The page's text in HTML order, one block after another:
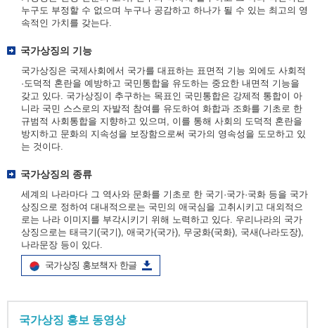
누구도 부정할 수 없으며 누구나 공감하고 하나가 될 수 있는 최고의 영
속적인 가치를 갖는다.
국가상징의 기능
국가상징은 국제사회에서 국가를 대표하는 표면적 기능 외에도 사회적
·도덕적 혼란을 예방하고 국민통합을 유도하는 중요한 내면적 기능을
갖고 있다. 국가상징이 추구하는 목표인 국민통합은 강제적 통합이 아
니라 국민 스스로의 자발적 참여를 유도하여 화합과 조화를 기초로 한
규범적 사회통합을 지향하고 있으며, 이를 통해 사회의 도덕적 혼란을
방지하고 문화의 지속성을 보장함으로써 국가의 영속성을 도모하고 있
는 것이다.
국가상징의 종류
세계의 나라마다 그 역사와 문화를 기초로 한 국기·국가·국화 등을 국가
상징으로 정하여 대내적으로는 국민의 애국심을 고취시키고 대외적으
로는 나라 이미지를 부각시키기 위해 노력하고 있다. 우리나라의 국가
상징으로는 태극기(국기), 애국가(국가), 무궁화(국화), 국새(나라도장),
나라문장 등이 있다.
국가상징 홍보책자 한글
국가상징 홍보 동영상